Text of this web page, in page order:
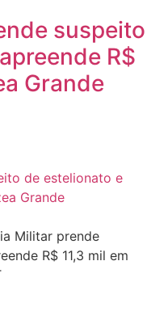
suspeito
R$
Grande
Militar prende
R$ 11,3 mil em